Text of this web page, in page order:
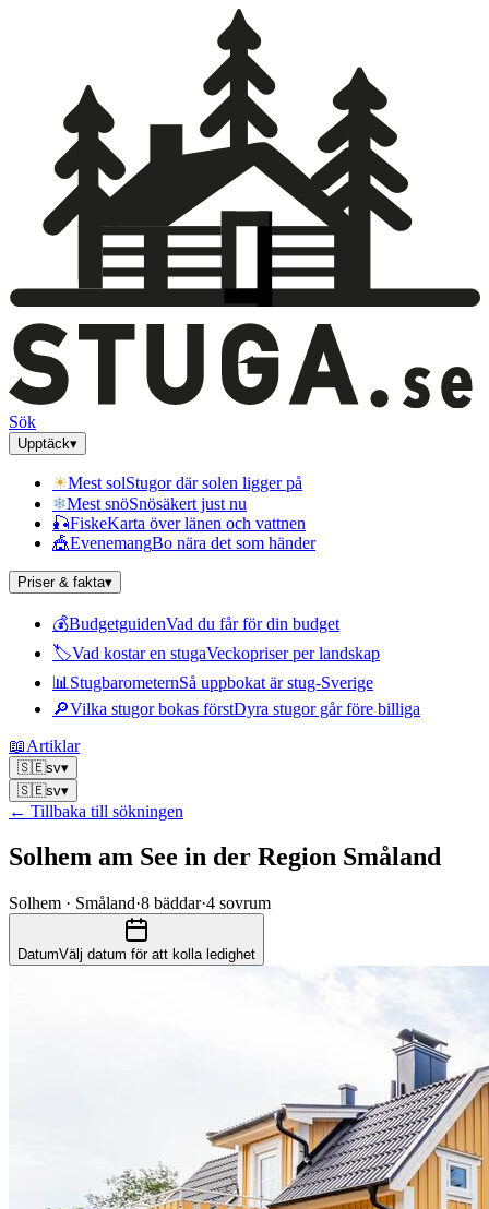
Sök
Upptäck▾
☀Mest solStugor där solen ligger på
❄Mest snöSnösäkert just nu
🎣FiskeKarta över länen och vattnen
🎪EvenemangBo nära det som händer
Priser & fakta▾
💰BudgetguidenVad du får för din budget
🏷Vad kostar en stugaVeckopriser per landskap
📊 StugbarometernSå uppbokat är stug-Sverige
🔎Vilka stugor bokas förstDyra stugor går före billiga
📖Artiklar
🇸🇪sv▾
🇸🇪sv▾
← Tillbaka till sökningen
Solhem am See in der Region Småland
Solhem · Småland·8 bäddar·4 sovrum
DatumVälj datum för att kolla ledighet